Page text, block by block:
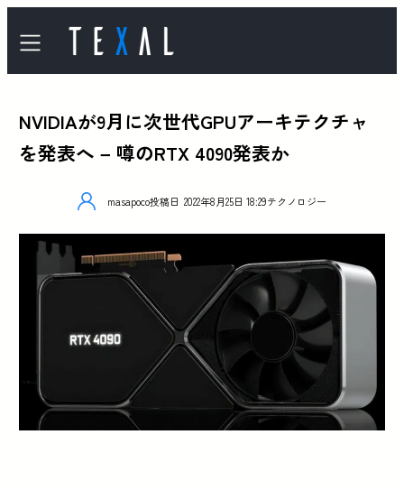
NVIDIAが9月に次世代GPUアーキテクチャ
を発表へ – 噂のRTX 4090発表か
masapoco投稿日 2022年8月25日 18:29テクノロジー